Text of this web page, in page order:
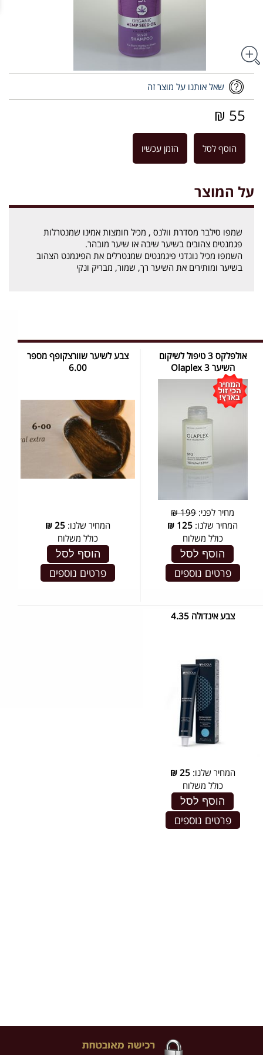
שאל אותנו על מוצר זה
55 ₪
הוסף לסל הזמן עכשיו
על המוצר
שמפו סילבר מסדרת וולנס , מכיל חומצות אמינו שמנטרלות
פגמנטים צהובים בשיער שיבה או שיער מובהר.
השמפו מכיל נוגדני פיגמנטים שמנטרלים את הפיגמנט הצהוב
בשיער ומותירים את השיער רך, שמור, מבריק ונקי
אולפלקס 3 טיפול לשיקום
השיער Olaplex 3
מחיר לפני:199 ₪
המחיר שלנו: 125
₪
כולל משלוח
הוסף לסל
פרטים נוספים
צבע לשיער שוורצקופף מספר
6.00
המחיר שלנו: 25
₪
כולל משלוח
הוסף לסל
פרטים נוספים
צבע אינדולה 4.35
המחיר שלנו:25
₪
כולל משלוח
הוסף לסל
פרטים נוספים